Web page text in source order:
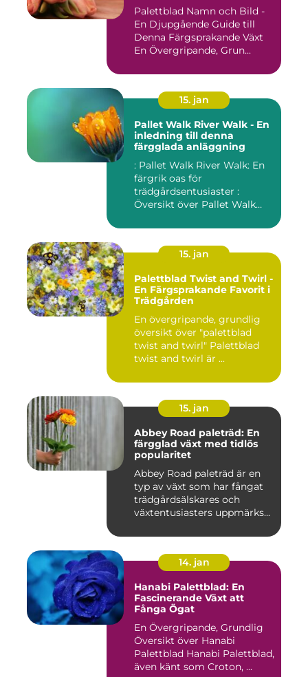
Palettblad Namn och Bild -
En Djupgående Guide till
Denna Färgsprakande Växt
En Övergripande, Grun...
15. jan
Pallet Walk River Walk - En
inledning till denna
färgglada anläggning
: Pallet Walk River Walk: En
färgrik oas för
trädgårdsentusiaster :
Översikt över Pallet Walk
15. jan
Palettblad Twist and Twirl -
En Färgsprakande Favorit i
Trädgården
En övergripande, grundlig
översikt över "palettblad
twist and twirl" Palettblad
twist and twirl är ...
15. jan
Abbey Road paleträd: En
färgglad växt med tidlös
popularitet
Abbey Road paleträd är en
typ av växt som har fångat
trädgårdsälskares och
växtentusiasters uppmärks...
14. jan
Hanabi Palettblad: En
Fascinerande Växt att
Fånga Ögat
En Övergripande, Grundlig
Översikt över Hanabi
Palettblad Hanabi Palettblad,
även känt som Croton, ...